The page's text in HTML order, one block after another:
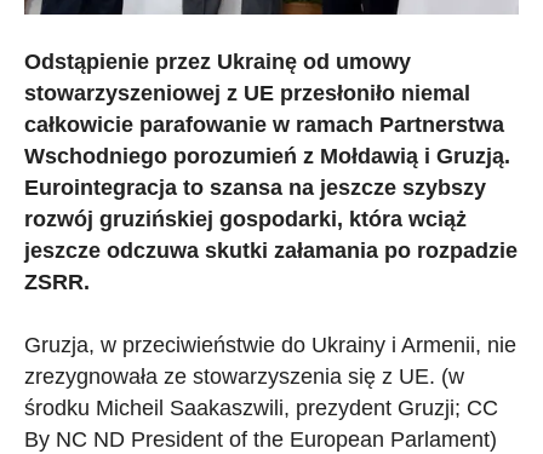
Odstąpienie przez Ukrainę od umowy
stowarzyszeniowej z UE przesłoniło niemal
całkowicie parafowanie w ramach Partnerstwa
Wschodniego porozumień z Mołdawią i Gruzją.
Eurointegracja to szansa na jeszcze szybszy
rozwój gruzińskiej gospodarki, która wciąż
jeszcze odczuwa skutki załamania po rozpadzie
ZSRR.
Gruzja, w przeciwieństwie do Ukrainy i Armenii, nie
zrezygnowała ze stowarzyszenia się z UE. (w
środku Micheil Saakaszwili, prezydent Gruzji; CC
By NC ND President of the European Parlament)